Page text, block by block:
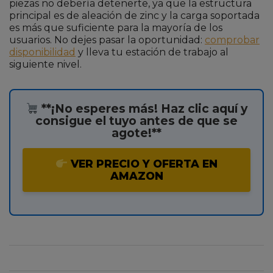
piezas no debería detenerte, ya que la estructura
principal es de aleación de zinc y la carga soportada
es más que suficiente para la mayoría de los
usuarios. No dejes pasar la oportunidad: comprobar
disponibilidad y lleva tu estación de trabajo al
siguiente nivel.
**¡No esperes más! Haz clic aquí y
consigue el tuyo antes de que se
agote!**
VER PRECIO Y OFERTA EN
AMAZON